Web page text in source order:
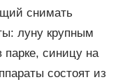
снимать
луну крупным
синицу на
состоят из